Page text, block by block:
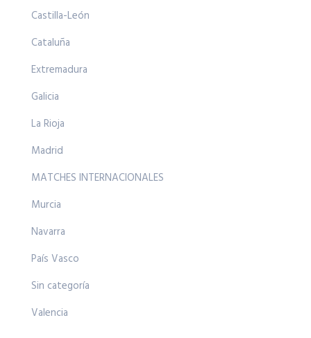
Castilla-León
Cataluña
Extremadura
Galicia
La Rioja
Madrid
MATCHES INTERNACIONALES
Murcia
Navarra
País Vasco
Sin categoría
Valencia